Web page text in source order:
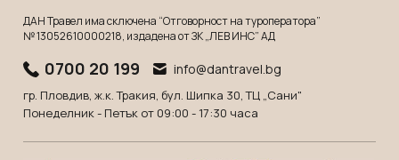
ДАН Травел има сключена “Отговорност на туроператора”
№ 13052610000218, издадена от ЗК „ЛЕВ ИНС” АД
0700 20 199 info@dantravel.bg
гр. Пловдив, ж.к. Тракия, бул. Шипка 30, ТЦ „Сани"
Понеделник - Петък от 09:00 - 17:30 часа